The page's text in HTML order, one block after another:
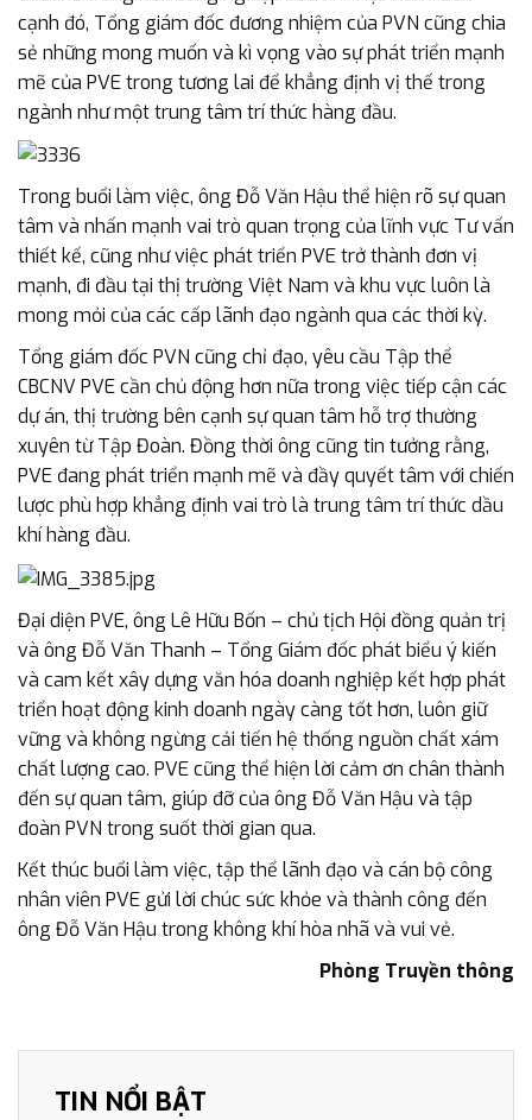
cạnh đó, Tổng giám đốc đương nhiệm của PVN cũng chia
sẻ những mong muốn và kì vọng vào sự phát triển mạnh
mẽ của PVE trong tương lai để khẳng định vị thế trong
ngành như một trung tâm trí thức hàng đầu.
Trong buổi làm việc, ông Đỗ Văn Hậu thể hiện rõ sự quan
tâm và nhấn mạnh vai trò quan trọng của lĩnh vực Tư vấn
thiết kế, cũng như việc phát triển PVE trở thành đơn vị
mạnh, đi đầu tại thị trường Việt Nam và khu vực luôn là
mong mỏi của các cấp lãnh đạo ngành qua các thời kỳ.
Tổng giám đốc PVN cũng chỉ đạo, yêu cầu Tập thể
CBCNV PVE cần chủ động hơn nữa trong việc tiếp cận các
dự án, thị trường bên cạnh sự quan tâm hỗ trợ thường
xuyên từ Tập Đoàn. Đồng thời ông cũng tin tưởng rằng,
PVE đang phát triển mạnh mẽ và đầy quyết tâm với chiến
lược phù hợp khẳng định vai trò là trung tâm trí thức dầu
khí hàng đầu.
Đại diện PVE, ông Lê Hữu Bốn – chủ tịch Hội đồng quản trị
và ông Đỗ Văn Thanh – Tổng Giám đốc phát biểu ý kiến
và cam kết xây dựng văn hóa doanh nghiệp kết hợp phát
triển hoạt động kinh doanh ngày càng tốt hơn, luôn giữ
vững và không ngừng cải tiến hệ thống nguồn chất xám
chất lượng cao. PVE cũng thể hiện lời cảm ơn chân thành
đến sự quan tâm, giúp đỡ của ông Đỗ Văn Hậu và tập
đoàn PVN trong suốt thời gian qua.
Kết thúc buổi làm việc, tập thể lãnh đạo và cán bộ công
nhân viên PVE gửi lời chúc sức khỏe và thành công đến
ông Đỗ Văn Hậu trong không khí hòa nhã và vui vẻ.
Phòng Truyền thông
TIN NỔI BẬT